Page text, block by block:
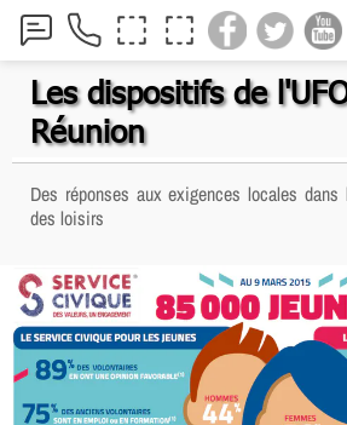
Les dispositifs de
Réunion
Des réponses aux exigences locales
des loisirs